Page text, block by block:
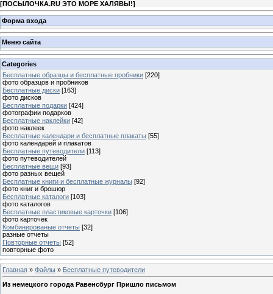
[ПОСЫЛОЧКА.RU ЭТО МОРЕ ХАЛЯВЫ!]
Форма входа
Меню сайта
Categories
Бесплатные образцы и бесплатные пробники [220]
фото образцов и пробников
Бесплатные диски [163]
фото дисков
Бесплатные подарки [424]
фотографии подарков
Бесплатные наклейки [42]
фото наклеек
Бесплатные календари и бесплатные плакаты [55]
фото календарей и плакатов
Бесплатные путеводители [113]
фото путеводителей
Бесплатные вещи [93]
фото разных вещей
Бесплатные книги и бесплатные журналы [92]
фото книг и брошюр
Бесплатные каталоги [103]
фото каталогов
Бесплатные пластиковые карточки [106]
фото карточек
Комбинированые отчеты [32]
разные отчеты
Повторные отчеты [52]
повторные фото
Главная » Файлы » Бесплатные путеводители
Из немецкого города Равенсбург Пришло письмом